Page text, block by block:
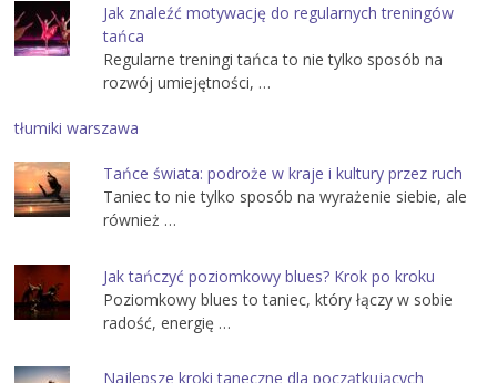
Jak znaleźć motywację do regularnych treningów
tańca
Regularne treningi tańca to nie tylko sposób na
rozwój umiejętności, …
tłumiki warszawa
Tańce świata: podroże w kraje i kultury przez ruch
Taniec to nie tylko sposób na wyrażenie siebie, ale
również …
Jak tańczyć poziomkowy blues? Krok po kroku
Poziomkowy blues to taniec, który łączy w sobie
radość, energię …
Najlepsze kroki taneczne dla początkujących